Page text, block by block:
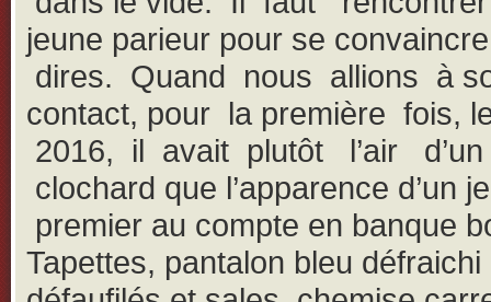
jeune parieur pour se
dires. Quand nous allions à
contact, pour la première fois,
2016, il avait plutôt l’air d’un
clochard que l’apparence d’un
premier au compte en banque
Tapettes, pantalon bleu